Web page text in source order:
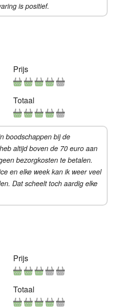
is positief.
Prijs
Totaal
boodschappen bij de
altijd boven de 70 euro aan
bezorgkosten te betalen.
en elke week kan ik weer veel
Dat scheelt toch aardig elke
Prijs
Totaal